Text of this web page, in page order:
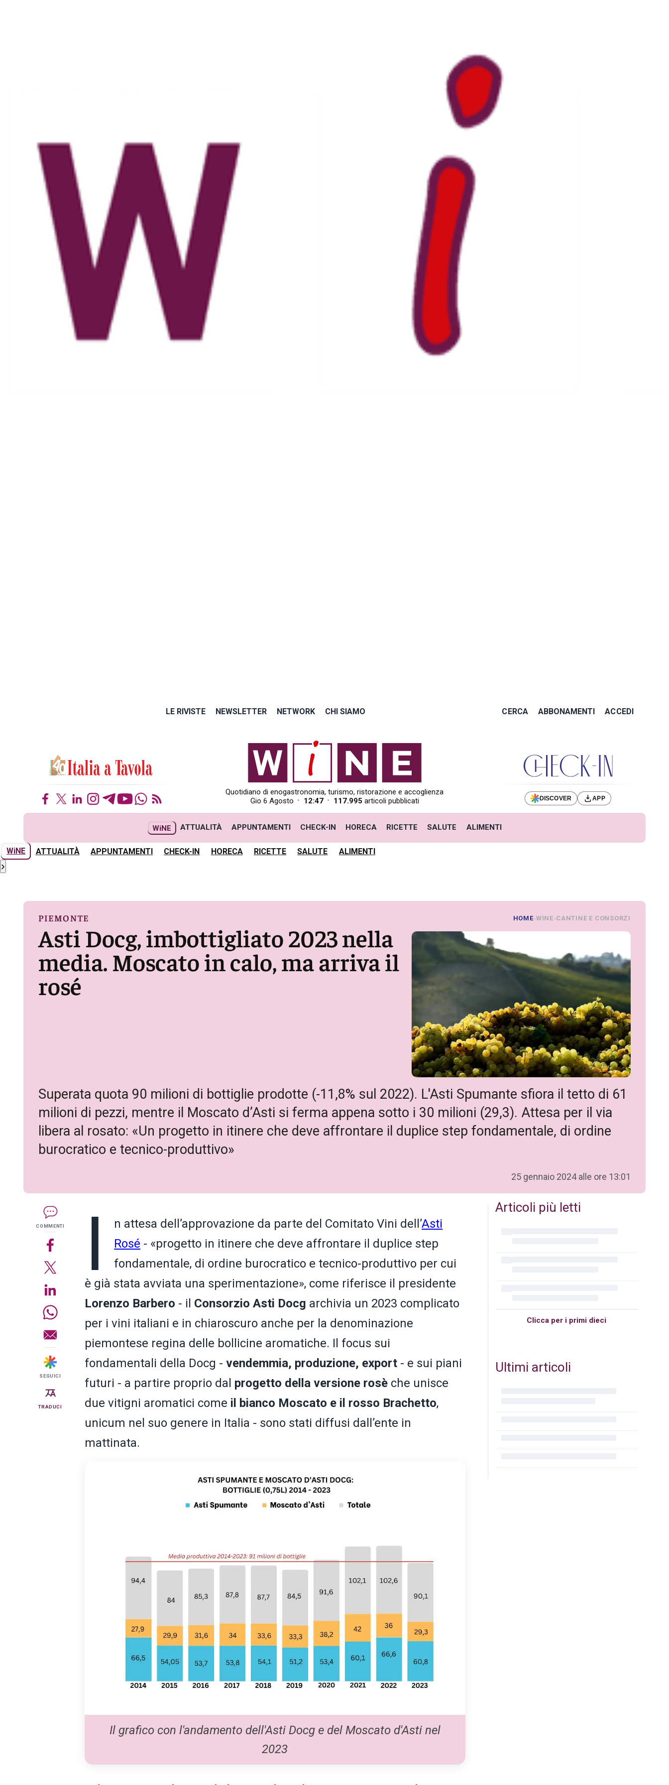
LE RIVISTE NEWSLETTER NETWORK CHI SIAMO CERCA ABBONAMENTI ACCEDI
Quotidiano di enogastronomia, turismo, ristorazione e accoglienza
Gio 6 Agosto • 12:47 • 117.995 articoli pubblicati DISCOVER APP
WiNE ATTUALITÀ APPUNTAMENTI CHECK-IN HORECA RICETTE SALUTE ALIMENTI
WiNE ATTUALITÀ APPUNTAMENTI CHECK-IN HORECA RICETTE SALUTE ALIMENTI
›
HOME»WINE»CANTINE E CONSORZI
PIEMONTE
Asti Docg, imbottigliato 2023 nella
media. Moscato in calo, ma arriva il
rosé
Superata quota 90 milioni di bottiglie prodotte (-11,8% sul 2022). L'Asti Spumante sfiora il tetto di 61
milioni di pezzi, mentre il Moscato d’Asti si ferma appena sotto i 30 milioni (29,3). Attesa per il via
libera al rosato: «Un progetto in itinere che deve affrontare il duplice step fondamentale, di ordine
burocratico e tecnico-produttivo»
25 gennaio 2024 alle ore 13:01
COMMENTI
SEGUICI
TRADUCI
I n attesa dell’approvazione da parte del Comitato Vini dell’Asti
Rosé - «progetto in itinere che deve affrontare il duplice step
fondamentale, di ordine burocratico e tecnico-produttivo per cui
è già stata avviata una sperimentazione», come riferisce il presidente
Lorenzo Barbero - il Consorzio Asti Docg archivia un 2023 complicato
per i vini italiani e in chiaroscuro anche per la denominazione
piemontese regina delle bollicine aromatiche. Il focus sui
fondamentali della Docg - vendemmia, produzione, export - e sui piani
futuri - a partire proprio dal progetto della versione rosè che unisce
due vitigni aromatici come il bianco Moscato e il rosso Brachetto,
unicum nel suo genere in Italia - sono stati diffusi dall’ente in
mattinata.
Il grafico con l'andamento dell'Asti Docg e del Moscato d'Asti nel
2023
Articoli più letti
Clicca per i primi dieci
Ultimi articoli